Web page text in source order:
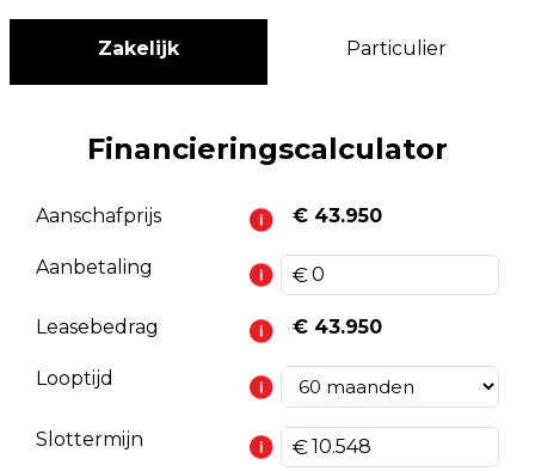
Zakelijk Particulier
Financieringscalculator
Aanschafprijs € 43.950
Aanbetaling
Leasebedrag € 43.950
Looptijd
Slottermijn